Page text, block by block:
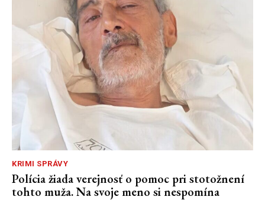
KRIMI SPRÁVY
Polícia žiada verejnosť o pomoc pri stotožnení
tohto muža. Na svoje meno si nespomína